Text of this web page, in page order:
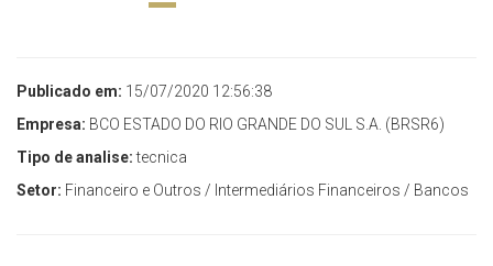
Publicado em: 15/07/2020 12:56:38
Empresa: BCO ESTADO DO RIO GRANDE DO SUL S.A. (BRSR6)
Tipo de analise:tecnica
Setor: Financeiro e Outros / Intermediários Financeiros / Bancos